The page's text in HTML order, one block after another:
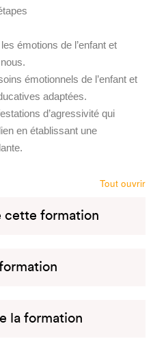
émotions de l’enfant et
émotionnels de l’enfant et
adaptées.
d’agressivité qui
en établissant une
Tout ouvrir
cette formation
la formation